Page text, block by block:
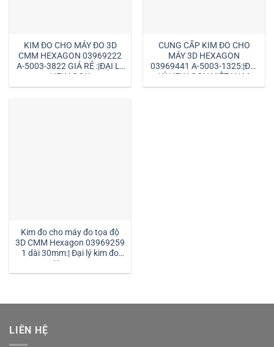
KIM ĐO CHO MÁY ĐO 3D
CMM HEXAGON 03969222
A-5003-3822 GIÁ RẺ :|ĐẠI LÝ
HEXAGON
CUNG CẤP KIM ĐO CHO
MÁY 3D HEXAGON
03969441 A-5003-1325:|ĐẠI
LÝ HEXAGON VIỆT NAM
Kim đo cho máy đo tọa độ
3D CMM Hexagon 03969259
1 dài 30mm:| Đại lý kim đo
Hexagon
LIÊN HỆ